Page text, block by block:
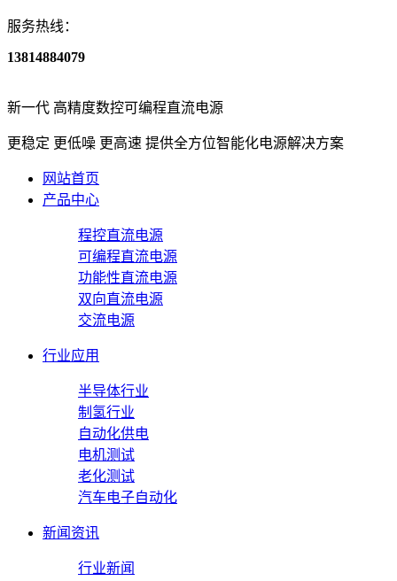
服务热线：
13814884079
新一代 高精度数控可编程直流电源
更稳定 更低噪 更高速 提供全方位智能化电源解决方案
网站首页
产品中心
程控直流电源
可编程直流电源
功能性直流电源
双向直流电源
交流电源
行业应用
半导体行业
制氢行业
自动化供电
电机测试
老化测试
汽车电子自动化
新闻资讯
行业新闻